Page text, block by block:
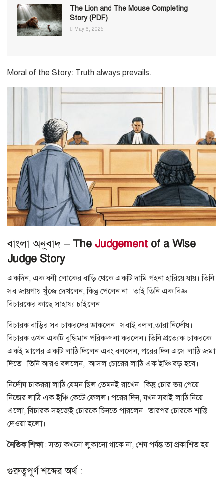
The Lion and The Mouse Completing
Story (PDF)
May 6, 2025
Moral of the Story: Truth always prevails.
বাংলা অনুবাদ – The Judgement of a Wise
Judge Story
একদিন, এক ধনী লোকের বাড়ি থেকে একটি দামি গহনা হারিয়ে যায়। তিনি
সব জায়গায় খুঁজে দেখলেন, কিন্তু পেলেন না। তাই তিনি এক বিজ্ঞ
বিচারকের কাছে সাহায্য চাইলেন।
বিচারক বাড়ির সব চাকরদের ডাকলেন। সবাই বলল,তারা নির্দোষ।
বিচারক তখন একটি বুদ্ধিমান পরিকল্পনা করলেন। তিনি প্রত্যেক চাকরকে
একই মাপের একটি লাঠি দিলেন এবং বললেন, পরের দিন এসে লাঠি জমা
দিতে। তিনি আরও বললেন, আসল চোরের লাঠি এক ইঞ্চি বড় হবে।
নির্দোষ চাকররা লাঠি যেমন ছিল তেমনই রাখেন। কিন্তু চোর ভয় পেয়ে
নিজের লাঠি এক ইঞ্চি কেটে ফেলল। পরের দিন, যখন সবাই লাঠি নিয়ে
এলো, বিচারক সহজেই চোরকে চিনতে পারলেন। তারপর চোরকে শাস্তি
দেওয়া হলো।
নৈতিক শিক্ষা: সত্য কখনো লুকানো থাকে না, শেষ পর্যন্ত তা প্রকাশিত হয়।
গুরুত্বপূর্ণ শব্দের অর্থ :